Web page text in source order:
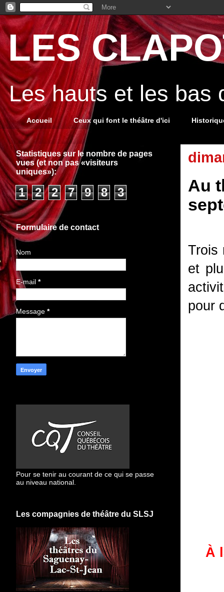
LES
Les hauts et les bas
Accueil Ceux qui font le théâtre d'ici
Au
Trois
et
pour
À
Statistiques sur le nombre de pages
vues (et non pas «visiteurs
uniques»):
1 2 2 7 9 8 3
Formulaire de contact
Nom
E-mail *
Message *
Pour se tenir au courant de ce qui se passe
au niveau national.
Les compagnies de théâtre du SLSJ